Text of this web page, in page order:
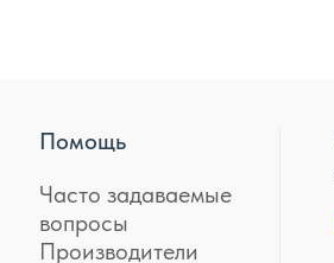
Помощь
Часто задаваемые
вопросы
Производители